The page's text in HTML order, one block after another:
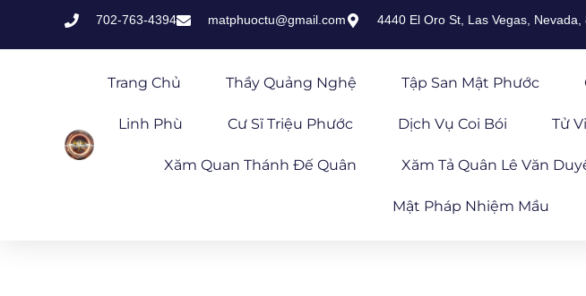
702-763-4394 matphuoctu@gmail.com 4440 El Oro St, Las Vegas, Nevada,
Trang Chủ Thầy Quảng Nghệ Tập San Mật Phước
Linh Phù Cư Sĩ Triệu Phước Dịch Vụ Coi Bói Tử Vi
Xăm Quan Thánh Đế Quân Xăm Tả Quân Lê Văn
Mật Pháp Nhiệm Mầu